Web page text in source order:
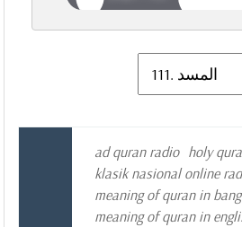
ad quran radio holy
klasik nasional online
meaning of quran in
meaning of quran in